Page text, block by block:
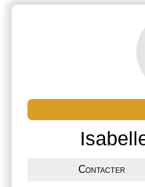
Contacter